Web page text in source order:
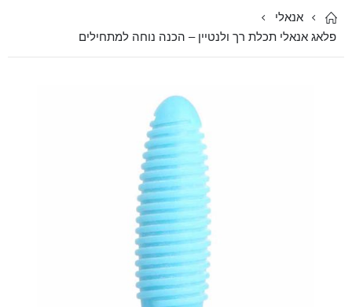
אנאלי
פלאג אנאלי תכלת רך ולנטיין – הכנה נוחה למתחילים